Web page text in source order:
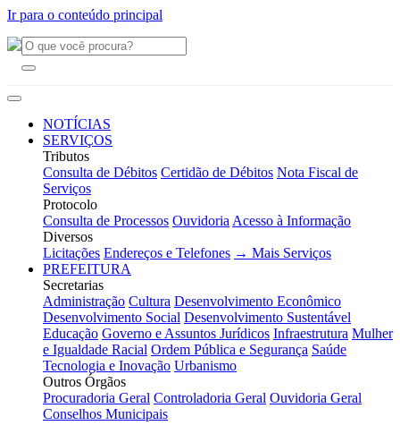
Ir para o conteúdo principal
NOTÍCIAS
SERVIÇOS
Tributos
Consulta de Débitos Certidão de Débitos Nota Fiscal de
Serviços
Protocolo
Consulta de Processos Ouvidoria Acesso à Informação
Diversos
Licitações Endereços e Telefones → Mais Serviços
PREFEITURA
Secretarias
Administração Cultura Desenvolvimento Econômico
Desenvolvimento Social Desenvolvimento Sustentável
Educação Governo e Assuntos Jurídicos Infraestrutura Mulher
e Igualdade Racial Ordem Pública e Segurança Saúde
Tecnologia e Inovação Urbanismo
Outros Órgãos
Procuradoria Geral Controladoria Geral Ouvidoria Geral
Conselhos Municipais